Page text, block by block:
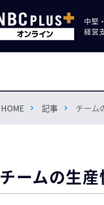
中堅
経営
HOME 記事 チーム
チームの生